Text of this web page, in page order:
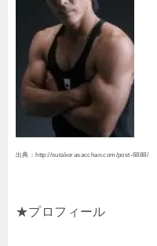
出典：http://sutakorasacchan.com/post-6888/
★プロフィール